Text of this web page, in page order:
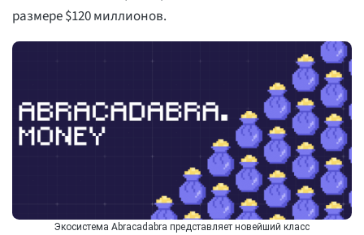
размере $120 миллионов.
Экосистема Abracadabra представляет новейший класс